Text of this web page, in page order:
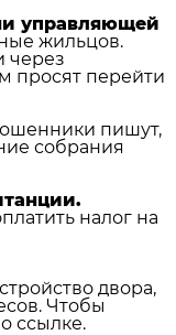
управляющей
жильцов.
через
просят перейти
пишут,
собрания
налог на
двора,
Чтобы
ссылке.